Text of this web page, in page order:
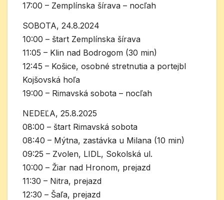
17:00 – Zemplínska šírava – nocľah
SOBOTA, 24.8.2024
10:00 – štart Zemplínska šírava
11:05 – Klin nad Bodrogom (30 min)
12:45 – Košice, osobné stretnutia a portejbl
Kojšovská hoľa
19:00 – Rimavská sobota – nocľah
NEDEĽA, 25.8.2025
08:00 – štart Rimavská sobota
08:40 – Mýtna, zastávka u Milana (10 min)
09:25 – Zvolen, LIDL, Sokolská ul.
10:00 – Žiar nad Hronom, prejazd
11:30 – Nitra, prejazd
12:30 – Šaľa, prejazd